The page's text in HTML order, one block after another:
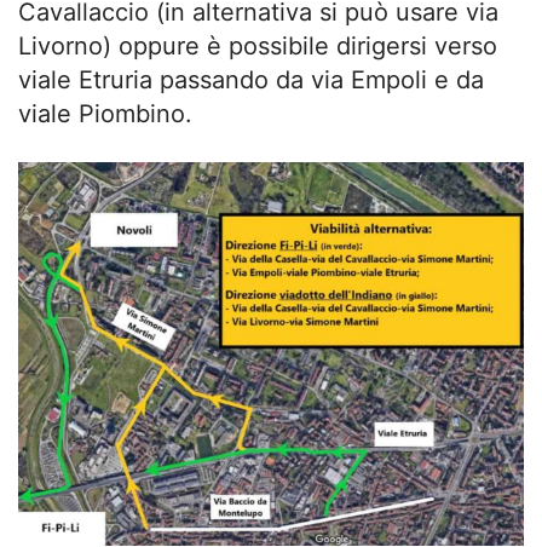
Cavallaccio (in alternativa si può usare via
Livorno) oppure è possibile dirigersi verso
viale Etruria passando da via Empoli e da
viale Piombino.